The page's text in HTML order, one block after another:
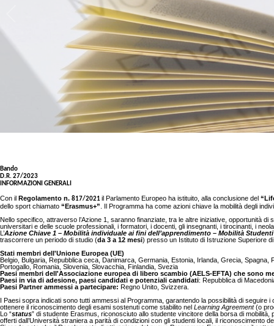
Bando
D.R. 27/2023
INFORMAZIONI GENERALI
Con il Regolamento n. 817/2021il Parlamento Europeo ha istituito, alla conclusione del
dello sport chiamato “Erasmus+”
Il Programma ha come azioni chiave la mobilità degli
Nello specifico, attraverso l’Azione 1, saranno finanziate, tra le altre iniziative, opportunità
universitari e delle scuole professionali, i formatori, i docenti, gli insegnanti, i tirocinanti, i
L’Azione Chiave 1 – Mobilità individuale ai fini dell’apprendimento – Mobilità
trascorrere un periodo di studio (da 3 a 12 mesi) presso un Istituto di Istruzione Superiore
Stati membri dell'Unione Europea (UE)
Belgio, Bulgaria, Repubblica ceca, Danimarca, Germania, Estonia, Irlanda, Grecia,
Portogallo, Romania, Slovenia, Slovacchia, Finlandia, Svezia
Paesi membri dell'Associazione europea di libero scambio (AELS-EFTA) che sono
Paesi in via di adesione, paesi candidati e potenziali candidati: Repubblica di
Paesi Partner ammessi a partecipare: Regno Unito, Svizzera.
I Paesi sopra indicati sono tutti ammessi al Programma, garantendo la possibilità di
ottenere il riconoscimento degli esami sostenuti come stabilito nel Learning Agreement(o
Lo “status” di studente Erasmus, riconosciuto allo studente vincitore della borsa di
offerti dall’Università straniera a parità di condizioni con gli studenti locali, il riconoscimento